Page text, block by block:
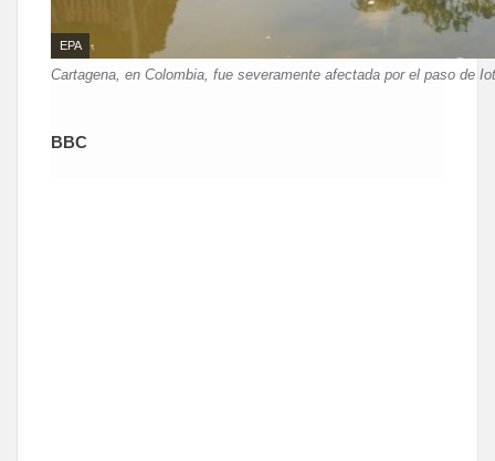
FUENTE
DE
LA
EPA
Pie
Cartagena, en Colombia, fue severamente afectada por el paso de
BBC